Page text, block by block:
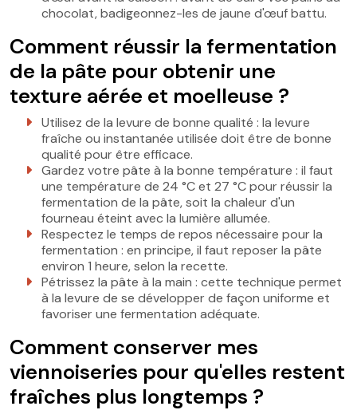
chocolat, badigeonnez-les de jaune d'œuf battu.
Comment réussir la fermentation
de la pâte pour obtenir une
texture aérée et moelleuse ?
Utilisez de la levure de bonne qualité : la levure
fraîche ou instantanée utilisée doit être de bonne
qualité pour être efficace.
Gardez votre pâte à la bonne température : il faut
une température de 24 °C et 27 °C pour réussir la
fermentation de la pâte, soit la chaleur d'un
fourneau éteint avec la lumière allumée.
Respectez le temps de repos nécessaire pour la
fermentation : en principe, il faut reposer la pâte
environ 1 heure, selon la recette.
Pétrissez la pâte à la main : cette technique permet
à la levure de se développer de façon uniforme et
favoriser une fermentation adéquate.
Comment conserver mes
viennoiseries pour qu'elles restent
fraîches plus longtemps ?